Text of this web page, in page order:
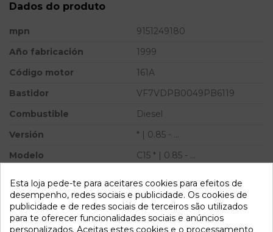
Dados do produto
mpn
9151249180
Año fabricación
1999
Código motor
161A
Bastidor
VF7VDPB0049PB6119
Combustible
Diesel
Versión
* | 0.85 - ...
Modelo
C15 * | 0.85 - ...
Referência 794394
Disponível a partir de: 2022-04-06
Esta loja pede-te para aceitares cookies para efeitos de
desempenho, redes sociais e publicidade. Os cookies de
publicidade e de redes sociais de terceiros são utilizados
para te oferecer funcionalidades sociais e anúncios
personalizados. Aceitas estes cookies e o processamento